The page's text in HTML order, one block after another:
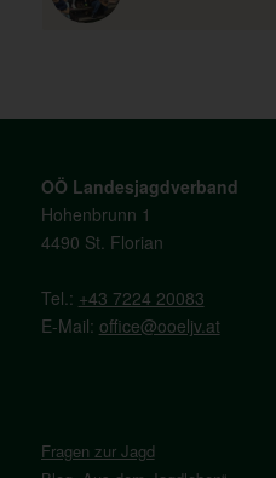
OÖ Landesjagdverband
Hohenbrunn 1
4490 St. Florian
Tel.: +43 7224 20083
E-Mail: office@ooeljv.at
Fragen zur Jagd